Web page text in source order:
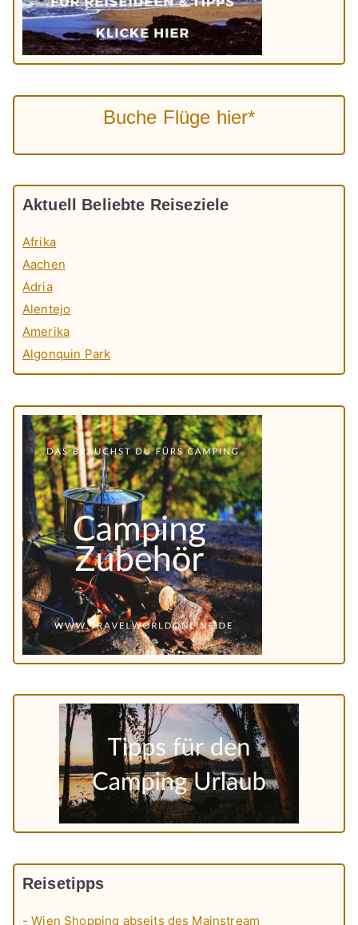
Buche Flüge hier*
Aktuell Beliebte Reiseziele
Afrika
Aachen
Adria
Alentejo
Amerika
Algonquin Park
Reisetipps
- Wien Shopping abseits des Mainstream